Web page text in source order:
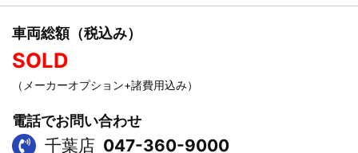
車両総額（税込み）
SOLD
（メーカーオプション+諸費用込み）
電話でお問い合わせ
千葉店 047-360-9000